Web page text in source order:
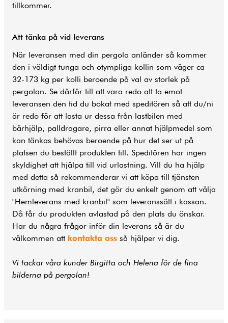
tillkommer.
Att tänka på vid leverans
När leveransen med din pergola anländer så kommer
den i väldigt tunga och otympliga kollin som väger ca
32-173 kg per kolli beroende på val av storlek på
pergolan. Se därför till att vara redo att ta emot
leveransen den tid du bokat med speditören så att du/ni
är redo för att lasta ur dessa från lastbilen med
bärhjälp, palldragare, pirra eller annat hjälpmedel som
kan tänkas behövas beroende på hur det ser ut på
platsen du beställt produkten till. Speditören har ingen
skyldighet att hjälpa till vid urlastning. Vill du ha hjälp
med detta så rekommenderar vi att köpa till tjänsten
utkörning med kranbil, det gör du enkelt genom att välja
"Hemleverans med kranbil" som leveranssätt i kassan.
Då får du produkten avlastad på den plats du önskar.
Har du några frågor inför din leverans så är du
välkommen att kontakta oss så hjälper vi dig.
Vi tackar våra kunder Birgitta och Helena för de fina
bilderna på pergolan!